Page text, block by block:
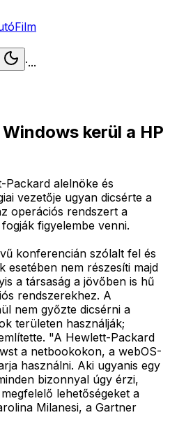
Film
·...
kerül a HP
Packard alelnöke és
vezetője ugyan dicsérte a
operációs rendszert a
figyelembe venni.
konferencián szólalt fel és
esetében nem részesíti majd
a társaság a jövőben is hű
rendszerekhez. A
nem győzte dicsérni a
területen használják;
"A Hewlett-Packard
a netbookokon, a webOS-
használni. Aki ugyanis egy
bizonnyal úgy érzi,
lehetőségeket a
Milanesi, a Gartner